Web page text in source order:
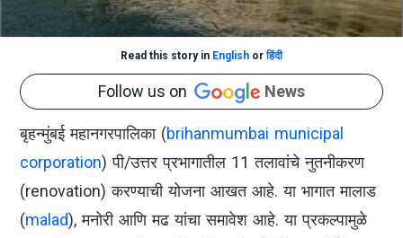
Read this story in English orहिंदी
Follow us on News
बृहन्मुंबई महानगरपालिका (brihanmumbai municipal
corporation) पी/उत्तर प्रभागातील 11 तलावांचे नुतनीकरण
(renovation) करण्याची योजना आखत आहे. या भागात मालाड
(malad), मनोरी आणि मढ यांचा समावेश आहे. या प्रकल्पामुळे